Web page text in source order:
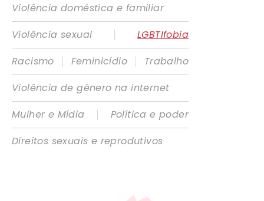
Violência doméstica e familiar
Violência sexual
|
LGBTIfobia
Racismo
| Feminicídio |
Trabalho
Violência de gênero na internet
Mulher e Mídia
|
Política e poder
Direitos sexuais e reprodutivos